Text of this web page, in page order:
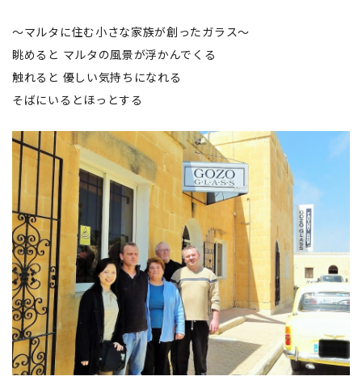
～マルタに住む小さな家族が創ったガラス～
眺めると マルタの風景が浮かんでくる
触れると 優しい気持ちになれる
そばにいるとほっとする